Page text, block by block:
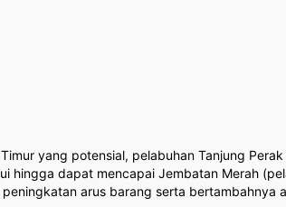
yang potensial, pelabuhan Tanjung
hingga dapat mencapai Jembatan Merah
arus barang serta